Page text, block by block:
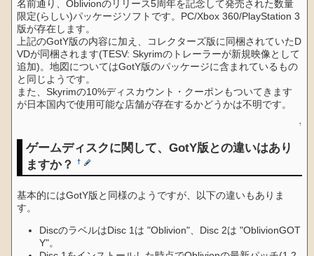
名前通り、Oblivionのリリース5周年を記念して発売された数量
限定(らしい)パッケージソフトです。PC/Xbox 360/PlayStation 3
版が存在します。
上記のGotY版の内容に加え、コレクターズ版に同梱されていたD
VDが同梱されます(TESV: Skyrimのトレーラーが新規映像として
追加)。地図についてはGotY版のパッケージに含まれているもの
と同じようです。
また、Skyrimの10%ディスカウント・クーポンもついてきます
が日本国内で使用可能な店舗が存在するかどうかは不明です。
↑
ゲームディスクに関して、GotY版との違いはあり
ますか？†
基本的にはGotY版と同様のようですが、以下の違いもありま
す。
DiscのラベルはDisc 1は "Oblivion"、Disc 2は "OblivionGOT
Y"。